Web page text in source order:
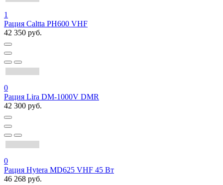
1
Рация Caltta PH600 VHF
42 350 руб.
0
Рация Lira DM-1000V DMR
42 300 руб.
0
Рация Hytera MD625 VHF 45 Вт
46 268 руб.